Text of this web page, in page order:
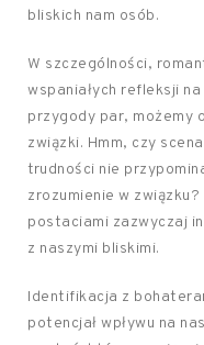
bliskich nam osób.
W szczególności,
wspaniałych refleksji
przygody par, możemy
związki. Hmm, czy
trudności nie
zrozumienie w
postaciami zazwyczaj
z naszymi bliskimi.
Identifikacja z
potencjał wpływu na